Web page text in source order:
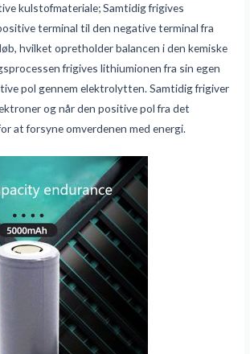
kulstofmateriale; Samtidig frigives
terminal til den negative terminal fra
hvilket opretholder balancen i den kemiske
frigives lithiumionen fra sin egen
pol gennem elektrolytten. Samtidig frigiver
og når den positive pol fra det
at forsyne omverdenen med energi.